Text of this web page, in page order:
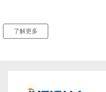
了解更多